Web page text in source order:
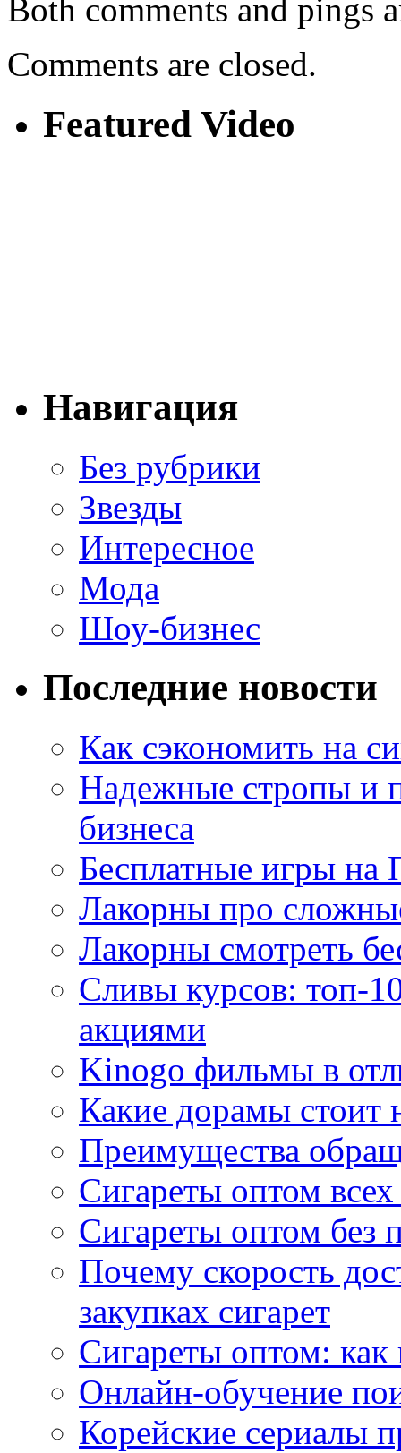
Both comments and pings
Comments are closed.
Featured Video
Навигация
Без рубрики
Звезды
Интересное
Мода
Шоу-бизнес
Последние новости
Как сэкономить на
Надежные стропы и
бизнеса
Бесплатные игры на
Лакорны про
Лакорны смотреть
Сливы курсов: топ-
акциями
Kinogo фильмы в
Какие дорамы стоит
Преимущества
Сигареты оптом
Сигареты оптом без
Почему скорость
закупках сигарет
Сигареты оптом:
Онлайн-обучение
Корейские сериалы